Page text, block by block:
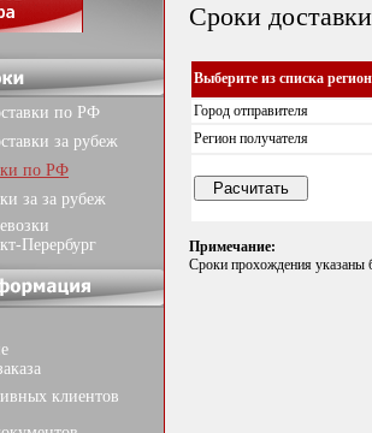
по РФ
за рубеж
по РФ
за за рубеж
Перербург
клиентов
Сроки
Выберите из списка
Город отправителя
Регион получателя
Примечание:
Сроки прохождения указаны